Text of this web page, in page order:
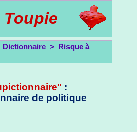
Toupie
Dictionnaire > Risque à
:
de politique